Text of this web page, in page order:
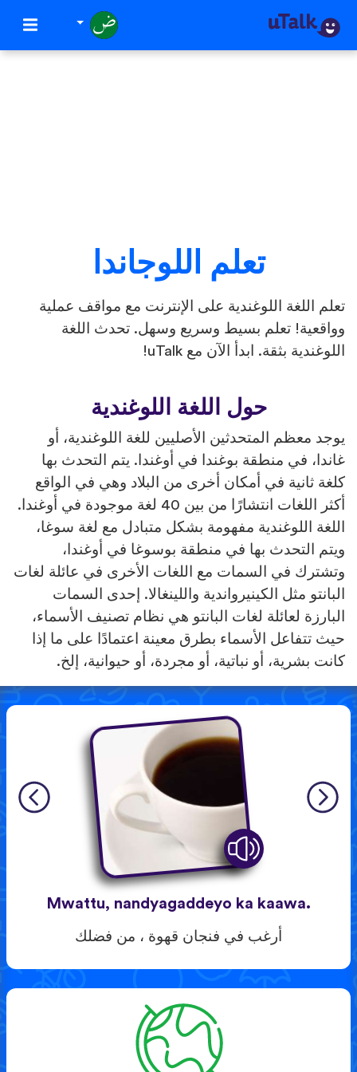
تعلم اللوجاندا
تعلم اللغة اللوغندية على الإنترنت مع مواقف عملية
وواقعية! تعلم بسيط وسريع وسهل. تحدث اللغة
اللوغندية بثقة. ابدأ الآن مع uTalk!
حول اللغة اللوغندية
يوجد معظم المتحدثين الأصليين للغة اللوغندية، أو
غاندا، في منطقة بوغندا في أوغندا. يتم التحدث بها
كلغة ثانية في أمكان أخرى من البلاد وهي في الواقع
أكثر اللغات انتشارًا من بين 40 لغة موجودة في أوغندا.
اللغة اللوغندية مفهومة بشكل متبادل مع لغة سوغا،
ويتم التحدث بها في منطقة بوسوغا في أوغندا،
وتشترك في السمات مع اللغات الأخرى في عائلة لغات
البانتو مثل الكينيرواندية واللينغالا. إحدى السمات
البارزة لعائلة لغات البانتو هي نظام تصنيف الأسماء،
حيث تتفاعل الأسماء بطرق معينة اعتمادًا على ما إذا
كانت بشرية، أو نباتية، أو مجردة، أو حيوانية، إلخ.
Mwattu, nandyagaddeyo ka kaawa.
أرغب في فنجان قهوة ، من فضلك